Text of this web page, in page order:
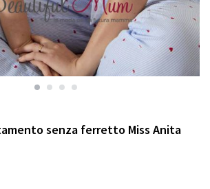
senza ferretto Miss Anita